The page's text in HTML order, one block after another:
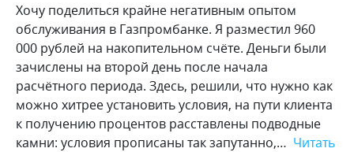
Хочу поделиться крайне негативным опытом
обслуживания в Газпромбанке. Я разместил 960
000 рублей на накопительном счёте. Деньги были
зачислены на второй день после начала
расчётного периода. Здесь, решили, что нужно как
можно хитрее установить условия, на пути клиента
к получению процентов расставлены подводные
камни: условия прописаны так запутанно,… Читать